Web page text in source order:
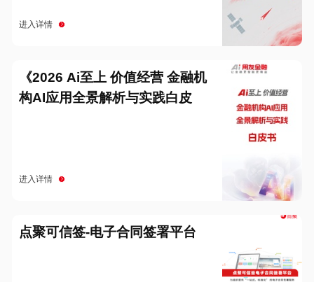
进入详情
《2026 Ai至上 价值经营 金融机
构AI应用全景解析与实践白皮
进入详情
点聚可信签-电子合同签署平台